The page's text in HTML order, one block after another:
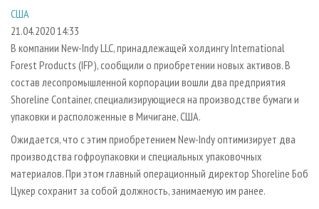
ПРОИЗВОДСТВО ДРЕВЕСНЫХ ПЛИТ
ДЕРЕВЯННОЕ ДОМОСТРОЕНИЕ
ПРОИЗВОДСТВО МЕБЕЛИ
БИОЭНЕРГЕТИКА
ИНСТРУМЕНТ И МАТЕРИАЛЫ
МОБИЛЬНЫЕ ВЫСТАВКИ
ОФИЦИАЛЬНЫЕ ДЕЛЕГАЦИИ
ПРИОРИТЕТНЫЕ ИНВЕСТПРОЕКТЫ
RUSSIAN FORESTRY REVIEW
БИБЛИОТЕКА СПЕЦИАЛИСТА
РЕКЛАМА НА САЙТЕ
США
21.04.2020 14:33
В компании New-Indy LLC, принадлежащей холдингу International
Forest Products (IFP), сообщили о приобретении новых активов. В
состав лесопромышленной корпорации вошли два предприятия
Shoreline Container, специализирующиеся на производстве бумаги и
упаковки и расположенные в Мичигане, США.
Ожидается, что с этим приобретением New-Indy оптимизирует два
производства гофроупаковки и специальных упаковочных
материалов. При этом главный операционный директор Shoreline Боб
Цукер сохранит за собой должность, занимаемую им ранее.